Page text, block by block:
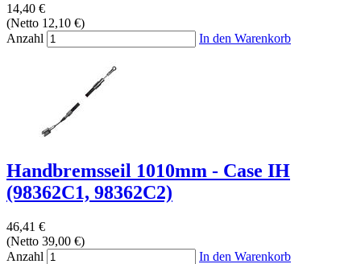
14,40 €
(Netto 12,10 €)
Anzahl
In den Warenkorb
Handbremsseil 1010mm - Case IH
(98362C1, 98362C2)
46,41 €
(Netto 39,00 €)
Anzahl
In den Warenkorb